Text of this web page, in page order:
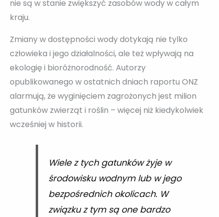
nie są w stanie zwiększyć zasobów wody w całym
kraju.
Zmiany w dostępności wody dotykają nie tylko
człowieka i jego działalności, ale też wpływają na
ekologię i bioróżnorodność. Autorzy
opublikowanego w ostatnich dniach raportu ONZ
alarmują, że wyginięciem zagrożonych jest milion
gatunków zwierząt i roślin – więcej niż kiedykolwiek
wcześniej w historii.
Wiele z tych gatunków żyje w
środowisku wodnym lub w jego
bezpośrednich okolicach. W
związku z tym są one bardzo